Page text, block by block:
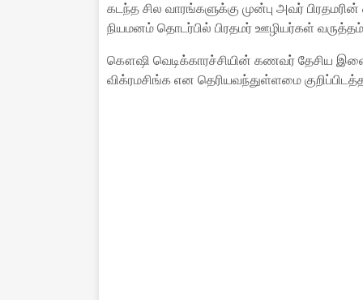
கடந்த சில வாரங்களுக்கு முன்பு அவர் பிரதமரின்
நியமனம் தொடர்பில் பிரதமர் ஊழியர்கள்
கௌஷி வெடிக்காரச்சியின் கணவர் தேசிய
விக்ரமசிங்க என தெரியவந்துள்ளமை